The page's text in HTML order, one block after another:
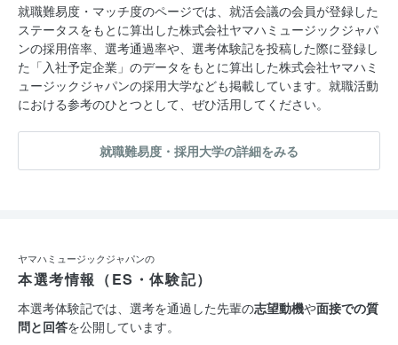
就職難易度・マッチ度のページでは、就活会議の会員が登録した
ステータスをもとに算出した株式会社ヤマハミュージックジャパ
ンの採用倍率、選考通過率や、選考体験記を投稿した際に登録し
た「入社予定企業」のデータをもとに算出した株式会社ヤマハミ
ュージックジャパンの採用大学なども掲載しています。就職活動
における参考のひとつとして、ぜひ活用してください。
就職難易度・採用大学の詳細をみる
ヤマハミュージックジャパンの
本選考情報（ES・体験記）
本選考体験記では、選考を通過した先輩の志望動機や面接での質
問と回答を公開しています。